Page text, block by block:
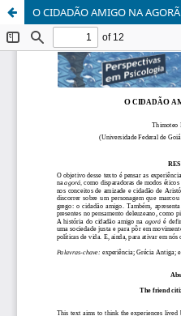
O CIDADÃO AMIGO NA AGORÃ